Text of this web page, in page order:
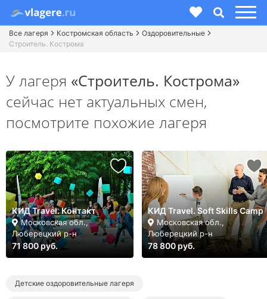
Все лагеря Костромская область
Оздоровительные
Строитель. Кострома
У лагеря «Строитель. Кострома»
сейчас нет актуальных смен,
посмотрите похожие лагеря
КИД Travel. Контакт
Московская обл.,
Люберецкий р-н
71 800 руб.
КИД Travel. Soft Skills Camp
Московская обл.,
Люберецкий р-н
78 800 руб.
Детские оздоровительные лагеря